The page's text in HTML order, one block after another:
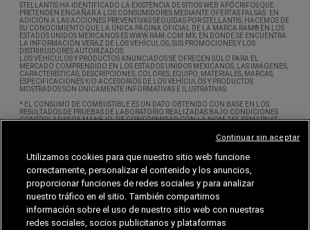
STELLANTIS HA IDENTIFICADO LA EXISTENCIA DE SITIOS WEB APÓCRIFOS QUE
PRETENDEN ENGAÑAR A LOS CONSUMIDORES MEDIANTE OFERTAS FALSAS. EN
ADICIÓN A LAS ACCIONES PREVENTIVAS SEGUIDAS POR STELLANTIS, HACEMOS DE
SU CONOCIMIENTO QUE LA ÚNICA PÁGINA OFICIAL DE LA MARCA RAM® EN LOS
ESTADOS UNIDOS MEXICANOS ES WWW.RAM.COM.MX, EN DONDE SE ENCUENTRA
LA INFORMACIÓN VERAZ DE LOS VEHÍCULOS, SUS PROMOCIONES Y LOS
DISTRIBUIDORES AUTORIZADOS.
LOS VEHÍCULOS Y PRODUCTOS ANUNCIADOS SE OFRECEN SOLO PARA EL
MERCADO COMPRENDIDO EN LOS ESTADOS UNIDOS MEXICANOS, LAS IMÁGENES,
CARACTERÍSTICAS, DESCRIPCIONES, COLORES, EQUIPO, MATERIALES, MARCAS,
ESPECIFICACIONES Y/O ACCESORIOS DE LOS VEHÍCULOS Y PRODUCTOS
MOSTRADOS SON ÚNICAMENTE INFORMATIVAS E ILUSTRATIVAS.
* EL CONSUMO DE COMBUSTIBLE ES UN DATO OBTENIDO CON BASE EN LOS
RESULTADOS DE PRUEBAS DE LABORATORIO REALIZADAS BAJO CONDICIONES
CONTROLADAS DE MANEJO, DE CONFORMIDAD CON LA NOM-163-SEMARNAT-
AQUELLAS SUJETAS A VARIABLES QUE PUEDAN AFECTAR EL RENDIMIENTO DE
COMBUSTIBLE TALES COMO LA ALTITUD, LA TEMPERATURA AMBIENTE,
ESTE SITIO OBTIENE DATOS PERSONALES A TRAVÉS DE COOKIES Y WEB BEACONS. SI
DESEA SABER MÁS ACERCA DE CÓMO PODRÍA INHABILITAR LAS COOKIES, POR
FAVOR CONSULTE NUESTRO ÚLTIMO AVISO DE PRIVACIDAD. ASIMISMO LE
RECOMENDAMOS REVISAR LAS ACTUALIZACIONES REALIZADAS A NUESTRO AVISO
DE PRIVACIDAD PUBLICADAS EL DÍA 1 DE MARZO DE 2026.
© 2026 STELLANTIS MÉXICO, S.A. DE C.V. TODOS LOS DERECHOS RESERVADOS.
CHRYSLER®, DODGE®, JEEP®, RAM® Y MOPAR® SON MARCAS REGISTRADAS DE FCA
US LLC. LAS MARCAS ALFA ROMEO® Y FIAT® SON MARCAS REGISTRADAS BAJO
Utilizamos cookies para que nuestro sitio web funcione
correctamente, personalizar el contenido y los anuncios,
proporcionar funciones de redes sociales y para analizar
nuestro tráfico en el sitio. También compartimos
información sobre el uso de nuestro sitio web con nuestras
redes sociales, socios publicitarios y plataformas
Continuar sin aceptar